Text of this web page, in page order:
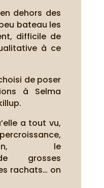
dehors des
bateau les
difficile de
à ce
de poser
à Selma
a tout vu,
le
grosses
rachats… on